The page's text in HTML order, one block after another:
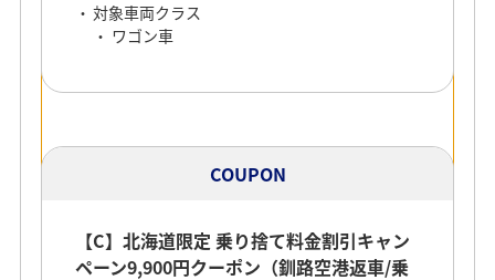
対象車両クラス
ワゴン車
COUPON
【C】北海道限定 乗り捨て料金割引キャン
ペーン9,900円クーポン（釧路空港返車/乗